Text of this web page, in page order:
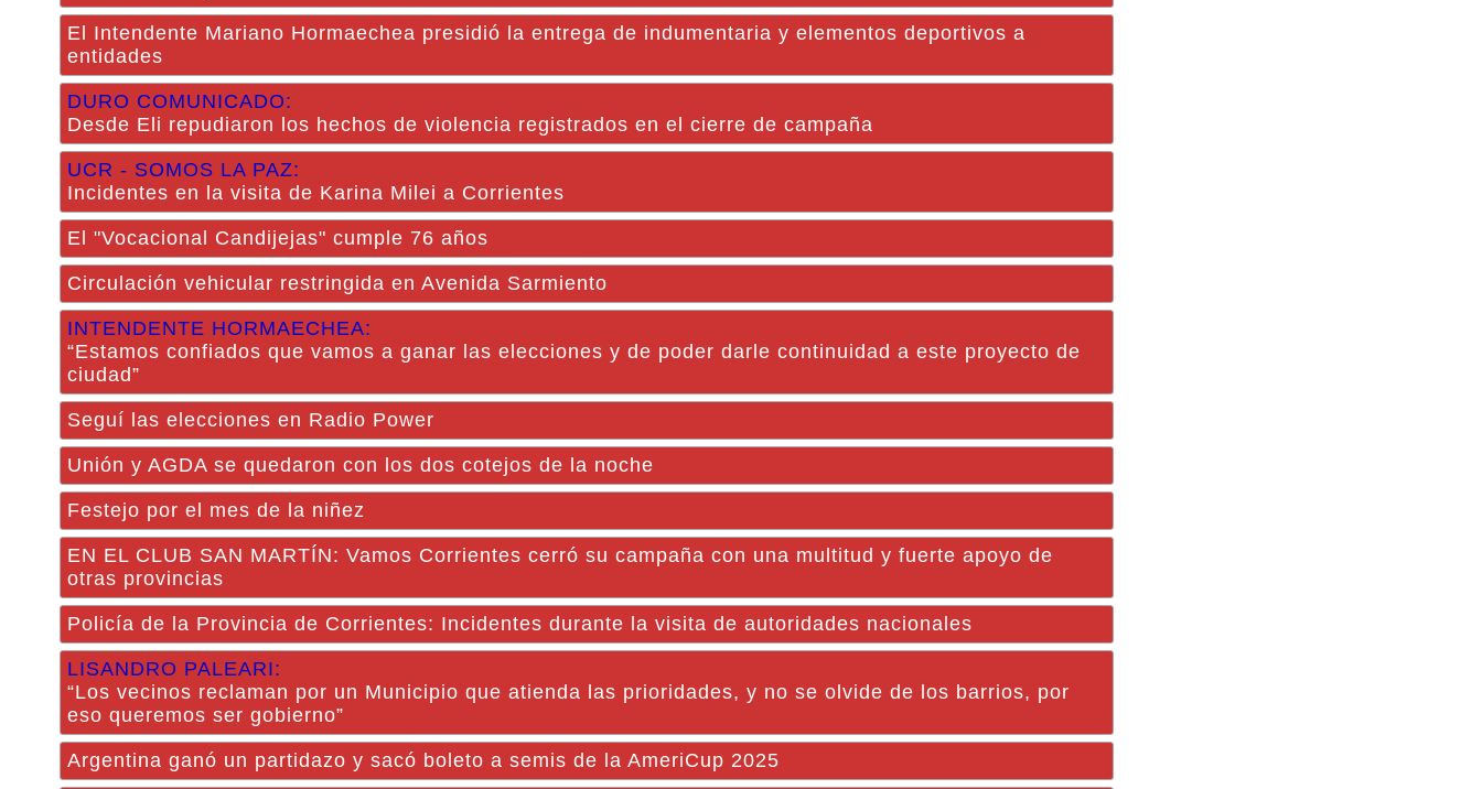
El Intendente Mariano Hormaechea presidió la entrega de indumentaria y elementos deportivos a
entidades
DURO COMUNICADO:
Desde Eli repudiaron los hechos de violencia registrados en el cierre de campaña
UCR - SOMOS LA PAZ:
Incidentes en la visita de Karina Milei a Corrientes
El "Vocacional Candijejas" cumple 76 años
Circulación vehicular restringida en Avenida Sarmiento
INTENDENTE HORMAECHEA:
“Estamos confiados que vamos a ganar las elecciones y de poder darle continuidad a este proyecto de
ciudad”
Seguí las elecciones en Radio Power
Unión y AGDA se quedaron con los dos cotejos de la noche
Festejo por el mes de la niñez
EN EL CLUB SAN MARTÍN: Vamos Corrientes cerró su campaña con una multitud y fuerte apoyo de
otras provincias
Policía de la Provincia de Corrientes: Incidentes durante la visita de autoridades nacionales
LISANDRO PALEARI:
“Los vecinos reclaman por un Municipio que atienda las prioridades, y no se olvide de los barrios, por
eso queremos ser gobierno”
Argentina ganó un partidazo y sacó boleto a semis de la AmeriCup 2025